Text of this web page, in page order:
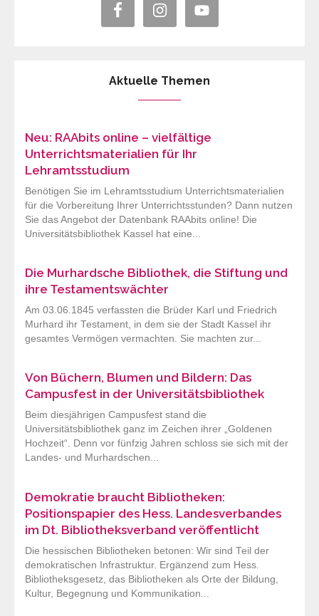
Aktuelle Themen
Neu: RAAbits online – vielfältige
Unterrichtsmaterialien für Ihr
Lehramtsstudium
Benötigen Sie im Lehramtsstudium Unterrichtsmaterialien
für die Vorbereitung Ihrer Unterrichtsstunden? Dann nutzen
Sie das Angebot der Datenbank RAAbits online! Die
Universitätsbibliothek Kassel hat eine...
Die Murhardsche Bibliothek, die Stiftung und
ihre Testamentswächter
Am 03.06.1845 verfassten die Brüder Karl und Friedrich
Murhard ihr Testament, in dem sie der Stadt Kassel ihr
gesamtes Vermögen vermachten. Sie machten zur...
Von Büchern, Blumen und Bildern: Das
Campusfest in der Universitätsbibliothek
Beim diesjährigen Campusfest stand die
Universitätsbibliothek ganz im Zeichen ihrer „Goldenen
Hochzeit“. Denn vor fünfzig Jahren schloss sie sich mit der
Landes- und Murhardschen...
Demokratie braucht Bibliotheken:
Positionspapier des Hess. Landesverbandes
im Dt. Bibliotheksverband veröffentlicht
Die hessischen Bibliotheken betonen: Wir sind Teil der
demokratischen Infrastruktur. Ergänzend zum Hess.
Bibliotheksgesetz, das Bibliotheken als Orte der Bildung,
Kultur, Begegnung und Kommunikation...